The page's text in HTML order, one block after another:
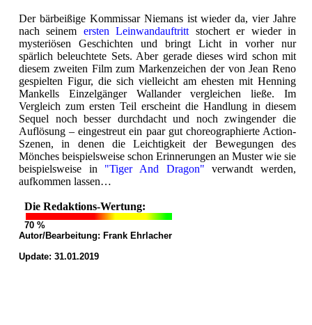
Der bärbeißige Kommissar Niemans ist wieder da, vier Jahre
nach seinem ersten Leinwandauftritt stochert er wieder in
mysteriösen Geschichten und bringt Licht in vorher nur
spärlich beleuchtete Sets. Aber gerade dieses wird schon mit
diesem zweiten Film zum Markenzeichen der von Jean Reno
gespielten Figur, die sich vielleicht am ehesten mit Henning
Mankells Einzelgänger Wallander vergleichen ließe. Im
Vergleich zum ersten Teil erscheint die Handlung in diesem
Sequel noch besser durchdacht und noch zwingender die
Auflösung – eingestreut ein paar gut choreographierte Action-
Szenen, in denen die Leichtigkeit der Bewegungen des
Mönches beispielsweise schon Erinnerungen an Muster wie sie
beispielsweise in "Tiger And Dragon" verwandt werden,
aufkommen lassen…
Die Redaktions-Wertung:
70 %
Autor/Bearbeitung: Frank Ehrlacher
Update: 31.01.2019